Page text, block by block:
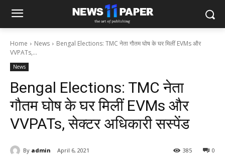
Home News
Bengal Elections: TMC नेता गौतम घोष के घर मिलीं EVMs और
VVPATs,...
News
Bengal Elections: TMC नेता
गौतम घोष के घर मिलीं EVMs और
VVPATs, सेक्टर अधिकारी सस्पेंड
By admin April 6, 2021 0
385